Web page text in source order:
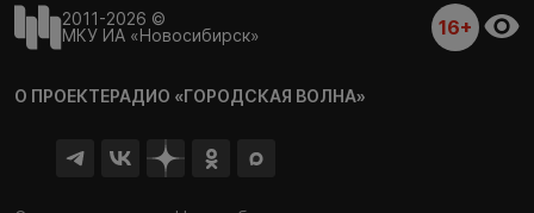
2011-2026 ©
МКУ ИА «Новосибирск»
16+
О ПРОЕКТЕРАДИО «ГОРОДСКАЯ ВОЛНА»